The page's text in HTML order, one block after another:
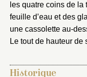
les quatre coins de la
feuille d’eau et des
une cassolette au-
Le tout de hauteur de
Historique